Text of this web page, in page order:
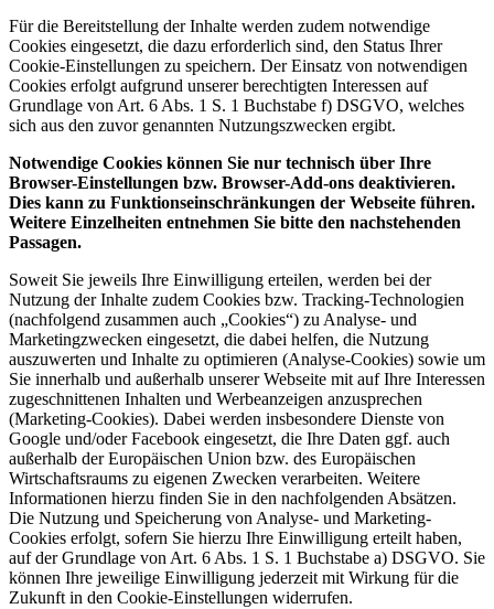
Für die Bereitstellung der Inhalte werden zudem notwendige
Cookies eingesetzt, die dazu erforderlich sind, den Status Ihrer
Cookie-Einstellungen zu speichern. Der Einsatz von notwendigen
Cookies erfolgt aufgrund unserer berechtigten Interessen auf
Grundlage von Art. 6 Abs. 1 S. 1 Buchstabe f) DSGVO, welches
sich aus den zuvor genannten Nutzungszwecken ergibt.
Notwendige Cookies können Sie nur technisch über Ihre
Browser-Einstellungen bzw. Browser-Add-ons deaktivieren.
Dies kann zu Funktionseinschränkungen der Webseite führen.
Weitere Einzelheiten entnehmen Sie bitte den nachstehenden
Passagen.
Soweit Sie jeweils Ihre Einwilligung erteilen, werden bei der
Nutzung der Inhalte zudem Cookies bzw. Tracking-Technologien
(nachfolgend zusammen auch „Cookies“) zu Analyse- und
Marketingzwecken eingesetzt, die dabei helfen, die Nutzung
auszuwerten und Inhalte zu optimieren (Analyse-Cookies) sowie um
Sie innerhalb und außerhalb unserer Webseite mit auf Ihre Interessen
zugeschnittenen Inhalten und Werbeanzeigen anzusprechen
(Marketing-Cookies). Dabei werden insbesondere Dienste von
Google und/oder Facebook eingesetzt, die Ihre Daten ggf. auch
außerhalb der Europäischen Union bzw. des Europäischen
Wirtschaftsraums zu eigenen Zwecken verarbeiten. Weitere
Informationen hierzu finden Sie in den nachfolgenden Absätzen.
Die Nutzung und Speicherung von Analyse- und Marketing-
Cookies erfolgt, sofern Sie hierzu Ihre Einwilligung erteilt haben,
auf der Grundlage von Art. 6 Abs. 1 S. 1 Buchstabe a) DSGVO. Sie
können Ihre jeweilige Einwilligung jederzeit mit Wirkung für die
Zukunft in den Cookie-Einstellungen widerrufen.